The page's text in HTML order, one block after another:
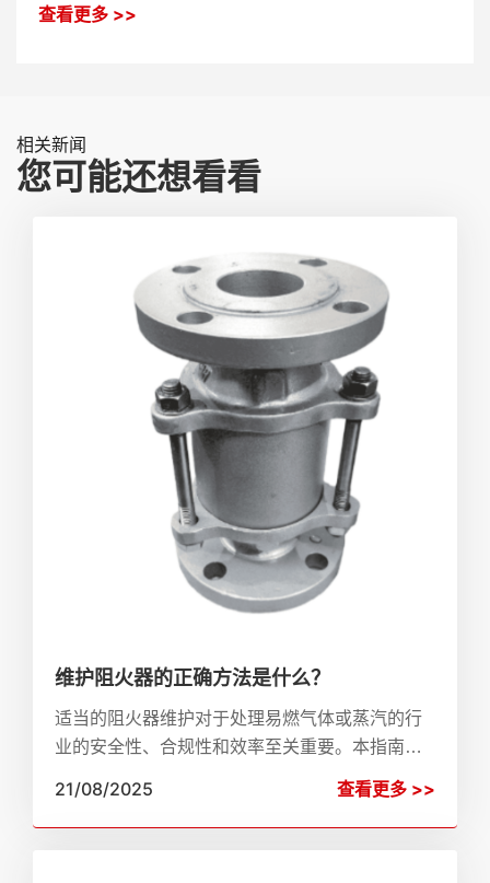
查看更多 >>
相关新闻
您可能还想看看
维护阻火器的正确方法是什么？
适当的阻火器维护对于处理易燃气体或蒸汽的行
业的安全性、合规性和效率至关重要。本指南解
释了检查时间表、清洁步骤、常见故障排除技
巧，以及为什么ZhenChao阻火器服务在可靠的保
护方面受到全球信赖。
21/08/2025 查看更多 >>